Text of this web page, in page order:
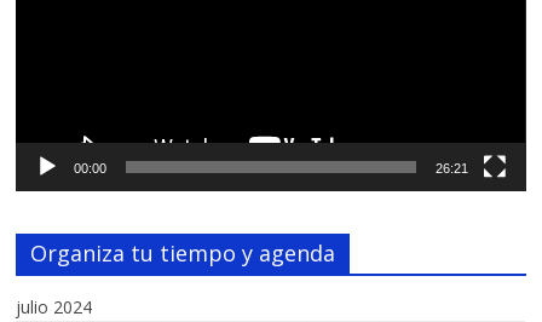
00:00 26:21
Organiza tu tiempo y agenda
julio 2024